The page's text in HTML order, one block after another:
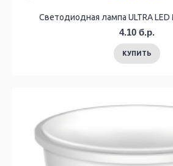
Светодиодная лампа ULTRA LED
4.10 б.р.
КУПИТЬ